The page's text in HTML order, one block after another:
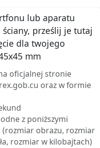
lub aparatu
prześlij je tutaj
dla twojego
mm
oficjalnej stronie
oraz w formie
z poniższymi
(rozmiar obrazu, rozmiar
rozmiar w kilobajtach)